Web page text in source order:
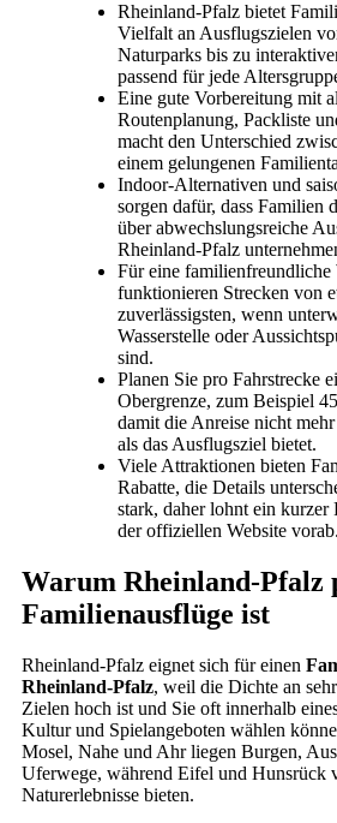
Rheinland-Pfalz bietet
Vielfalt an Ausflugszielen
Naturparks bis zu
passend für jede
Eine gute Vorbereitung mit
Routenplanung, Packliste
macht den Unterschied
einem gelungenen
Indoor-Alternativen und
sorgen dafür, dass Familien
über abwechslungsreiche
Rheinland-Pfalz
Für eine familienfreundliche
funktionieren Strecken von
zuverlässigsten, wenn
Wasserstelle oder
sind.
Planen Sie pro Fahrstrecke
Obergrenze, zum Beispiel
damit die Anreise nicht
als das Ausflugsziel bietet.
Viele Attraktionen bieten
Rabatte, die Details
stark, daher lohnt ein kurzer
der offiziellen Website vorab.
Warum Rheinland-Pfalz
Familienausflüge ist
Rheinland-Pfalz eignet sich für einen
Rheinland-Pfalz, weil die Dichte an
Zielen hoch ist und Sie oft innerhalb
Kultur und Spielangeboten wählen
Mosel, Nahe und Ahr liegen Burgen,
Uferwege, während Eifel und Hunsrück
Naturerlebnisse bieten.